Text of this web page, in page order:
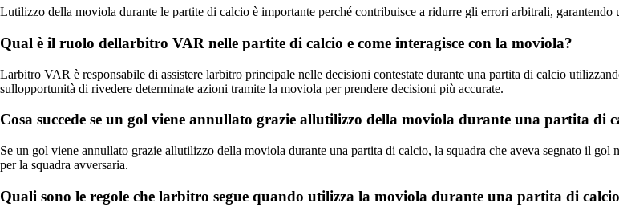
Lutilizzo della moviola durante le partite di calcio è importante perché contribuisce a ridurre gli errori arbitrali,
Qual è il ruolo dellarbitro VAR nelle partite di calcio e come interagisce con la moviola?
Larbitro VAR è responsabile di assistere larbitro principale nelle decisioni contestate durante una partita di calcio
sullopportunità di rivedere determinate azioni tramite la moviola per prendere decisioni più accurate.
Cosa succede se un gol viene annullato grazie allutilizzo della moviola durante una partita di
Se un gol viene annullato grazie allutilizzo della moviola durante una partita di calcio, la squadra che aveva segnato il
per la squadra avversaria.
Quali sono le regole che larbitro segue quando utilizza la moviola durante una partita di